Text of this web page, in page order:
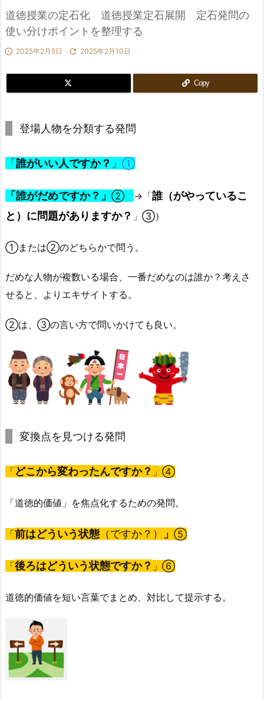
道徳授業の定石化 道徳授業定石展開 定石発問の
使い分けポイントを整理する
 2025年2月5日  2025年2月10日
Copy
登場人物を分類する発問
「 誰がいい人ですか？ 」 ①
「誰がだめですか？」 ② → 「誰（がやっているこ
と）に問題がありますか？ 」③）
①または②のどちらかで問う。
だめな人物が複数いる場合、一番だめなのは誰か？考えさ
せると、よりエキサイトする。
②は、③の言い方で問いかけても良い。
変換点を見つける発問
「どこから変わったんですか？ 」④
「道徳的価値」を焦点化するための発問。
「前はどういう状態 （ですか？） 」 ⑤
「後ろはどういう状態ですか？ 」⑥
道徳的価値を短い言葉でまとめ、対比して提示する。